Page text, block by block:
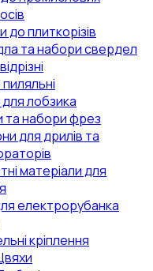
до плиткорізів
та набори свердел
лобзика
та набори фрез
для дрилів та
матеріали для
електрорубанка
кріплення